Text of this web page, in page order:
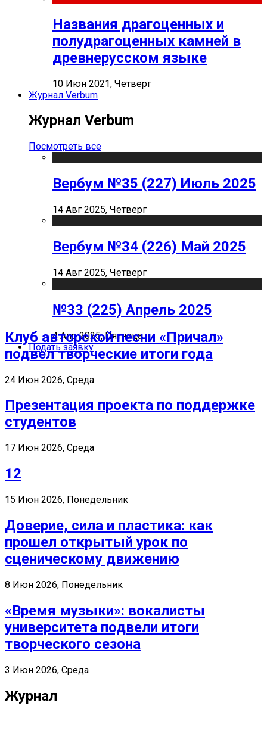
Названия драгоценных и
полудрагоценных камней в
древнерусском языке
10 Июн 2021, Четверг
Журнал Verbum
Журнал Verbum
Посмотреть все
Вербум №35 (227) Июль 2025
14 Авг 2025, Четверг
Вербум №34 (226) Май 2025
14 Авг 2025, Четверг
№33 (225) Апрель 2025
4 Апр 2025, Пятница
Подать заявку
Клуб авторской песни «Причал»
подвел творческие итоги года
24 Июн 2026, Среда
Презентация проекта по поддержке
студентов
17 Июн 2026, Среда
12
15 Июн 2026, Понедельник
Доверие, сила и пластика: как
прошел открытый урок по
сценическому движению
8 Июн 2026, Понедельник
«Время музыки»: вокалисты
университета подвели итоги
творческого сезона
3 Июн 2026, Среда
Журнал